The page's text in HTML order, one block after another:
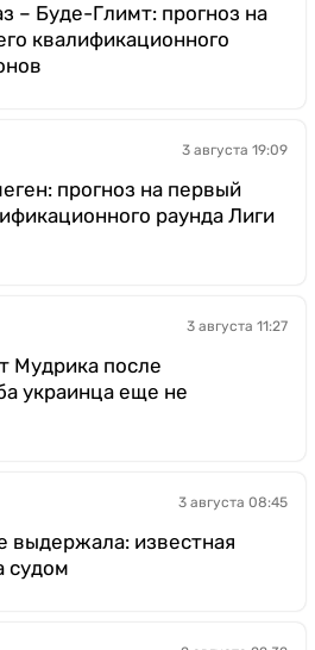
– Буде-Глимт: прогноз на
квалификационного
3 августа 19:09
прогноз на первый
раунда Лиги
3 августа 11:27
Мудрика после
украинца еще не
3 августа 08:45
известная
судом